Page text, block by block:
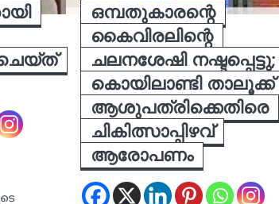
ഒമ്പതുകാരന്റെ
കൈവിരലിന്റെ
ചലനശേഷി നഷ്ടപ്പെട്ടു;
കൊയിലാണ്ടി താലൂക്ക്
ആശുപത്രിക്കെതിരെ
ചികിത്സാപ്പിഴവ്
ആരോപണം